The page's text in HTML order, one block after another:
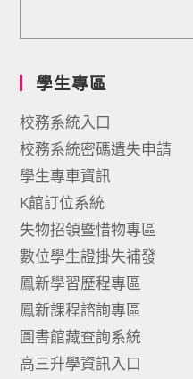
學生專區
校務系統入口
校務系統密碼遺失申請
學生專車資訊
K館訂位系統
失物招領暨惜物專區
數位學生證掛失補發
鳳新學習歷程專區
鳳新課程諮詢專區
圖書館藏查詢系統
高三升學資訊入口